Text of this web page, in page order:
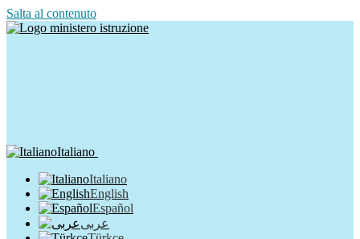
Salta al contenuto
Italiano
Italiano
English
Español
عربى